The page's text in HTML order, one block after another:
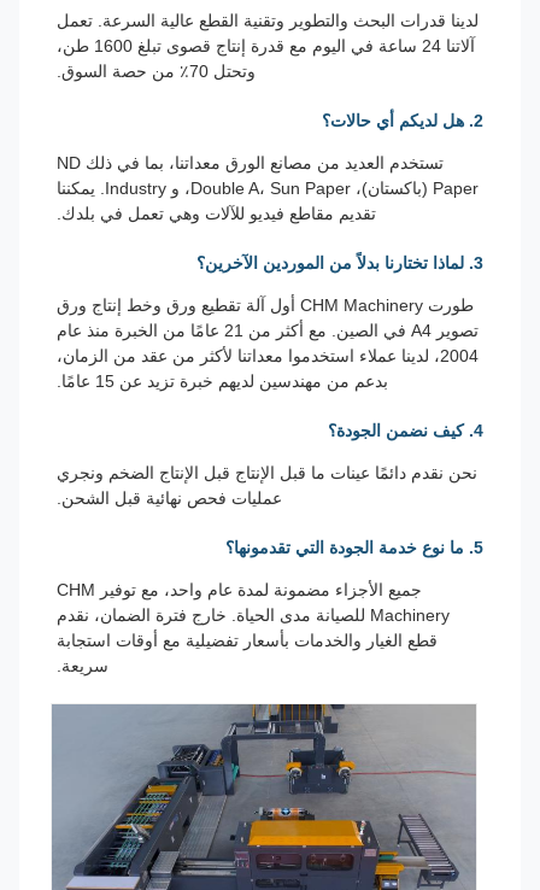
لدينا قدرات البحث والتطوير وتقنية القطع عالية السرعة. تعمل
آلاتنا 24 ساعة في اليوم مع قدرة إنتاج قصوى تبلغ 1600 طن،
وتحتل 70٪ من حصة السوق.
تستخدم العديد من مصانع الورق معداتنا، بما في ذلك ND
Paper (باكستان)، Double A، Sun Paper، و Industry. يمكننا
تقديم مقاطع فيديو للآلات وهي تعمل في بلدك.
طورت CHM Machinery أول آلة تقطيع ورق وخط إنتاج ورق
تصوير A4 في الصين. مع أكثر من 21 عامًا من الخبرة منذ عام
2004، لدينا عملاء استخدموا معداتنا لأكثر من عقد من الزمان،
بدعم من مهندسين لديهم خبرة تزيد عن 15 عامًا.
نحن نقدم دائمًا عينات ما قبل الإنتاج قبل الإنتاج الضخم ونجري
عمليات فحص نهائية قبل الشحن.
جميع الأجزاء مضمونة لمدة عام واحد، مع توفير CHM
Machinery للصيانة مدى الحياة. خارج فترة الضمان، نقدم
قطع الغيار والخدمات بأسعار تفضيلية مع أوقات استجابة
سريعة.